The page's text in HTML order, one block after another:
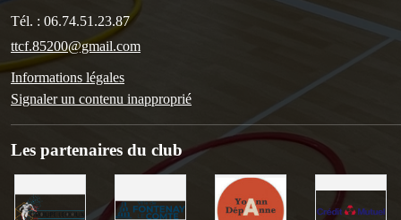
Tél. : 06.74.51.23.87
ttcf.85200@gmail.com
Informations légales
Signaler un contenu inapproprié
Les partenaires du club